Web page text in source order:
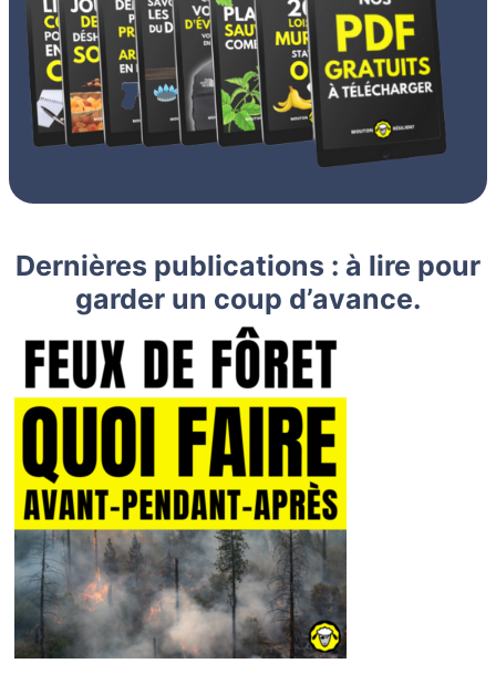
Dernières publications : à lire pour
garder un coup d’avance.